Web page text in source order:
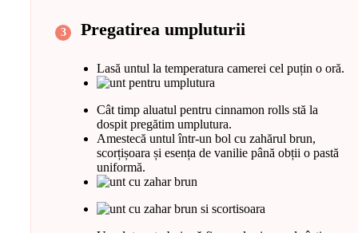
Pregatirea umpluturii
Lasă untul la temperatura camerei cel puțin o oră.
Cât timp aluatul pentru cinnamon rolls stă la
dospit pregătim umplutura.
Amestecă untul într-un bol cu zahărul brun,
scorțișoara și esența de vanilie până obții o pastă
uniformă.